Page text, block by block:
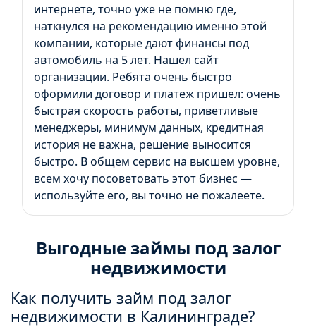
интернете, точно уже не помню где,
наткнулся на рекомендацию именно этой
компании, которые дают финансы под
автомобиль на 5 лет. Нашел сайт
организации. Ребята очень быстро
оформили договор и платеж пришел: очень
быстрая скорость работы, приветливые
менеджеры, минимум данных, кредитная
история не важна, решение выносится
быстро. В общем сервис на высшем уровне,
всем хочу посоветовать этот бизнес —
используйте его, вы точно не пожалеете.
Выгодные займы под залог
недвижимости
Как получить займ под залог
недвижимости в Калининграде?